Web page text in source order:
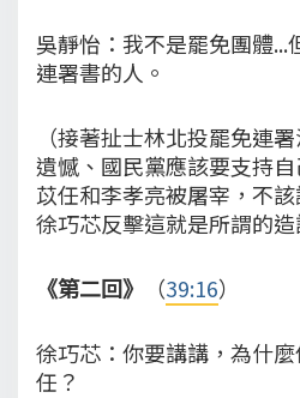
吳靜怡：我不是罷免團體...
連署書的人。
（接著扯士林北投罷免連
遺憾、國民黨應該要支持
苡任和李孝亮被屠宰，不
徐巧芯反擊這就是所謂的造
《第二回》 （39:16）
徐巧芯：你要講講，為什
任？